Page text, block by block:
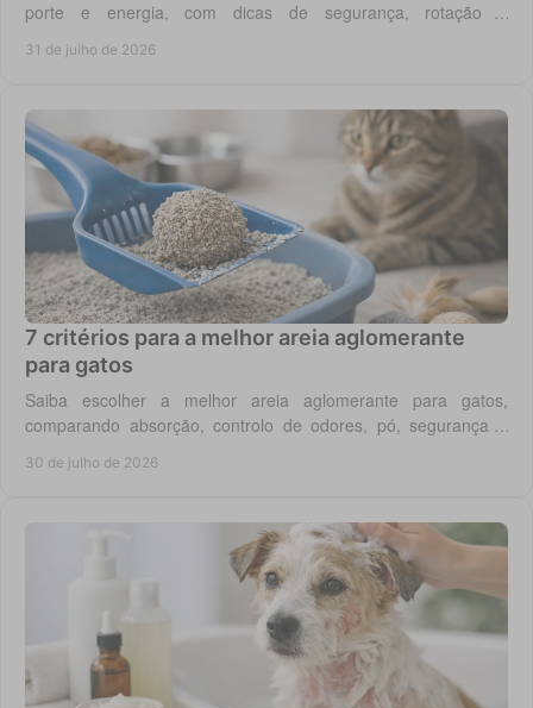
porte e energia, com dicas de segurança, rotação e
31 de julho de 2026
7 critérios para a melhor areia aglomerante
para gatos
Saiba escolher a melhor areia aglomerante para gatos,
comparando absorção, controlo de odores, pó, segurança e
30 de julho de 2026